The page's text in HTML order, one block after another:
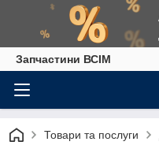
Запчастини ВСІМ
Товари та послуги